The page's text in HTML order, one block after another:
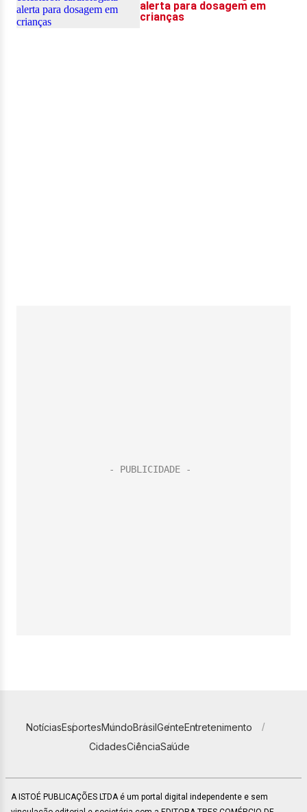
NotíciasEsportesMundoBrasilGenteEntretenimento
CidadesCiênciaSaúde
A ISTOÉ PUBLICAÇÕES LTDA é um portal digital independente e sem